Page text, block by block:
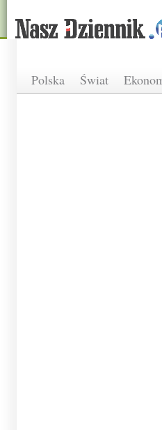
Polska Świat